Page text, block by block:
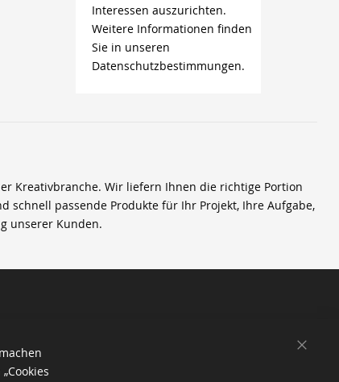
Interessen auszurichten.
Weitere Informationen finden
Sie in unseren
Datenschutzbestimmungen.
Kreativbranche. Wir liefern Ihnen die richtige Portion
schnell passende Produkte für Ihr Projekt, Ihre Aufgabe,
unserer Kunden.